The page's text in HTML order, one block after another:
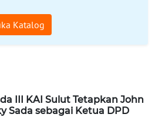
Katalog
III KAI Sulut Tetapkan John
Sada sebagai Ketua DPD